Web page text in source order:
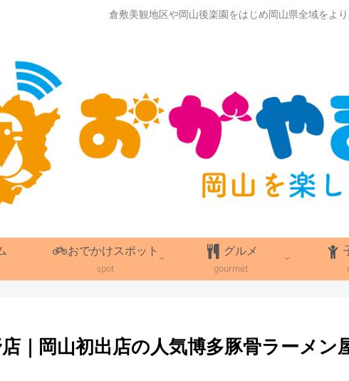
倉敷美観地区や岡山後楽園をはじめ岡山県全域をよ
おでかけスポット
spot
グルメ
gourmet
｜岡山初出店の人気博多豚骨ラーメン